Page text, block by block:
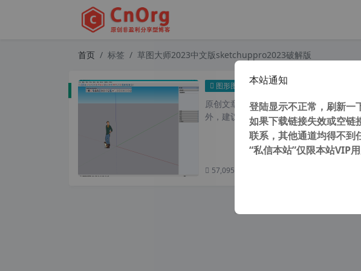
首页 标签 草图大师2023中文版sketchuppro2023破解版
图形图像 草图大师 SketchUp Pro 2023
原创文章，转载请注明： 转载自
外，建议避开晚上的访问高...
57,095 次浏览
本站通知
登陆显示不正常，刷新一
如果下载链接失效或空链
联系，其他通道均得不到
“私信本站”仅限本站VIP